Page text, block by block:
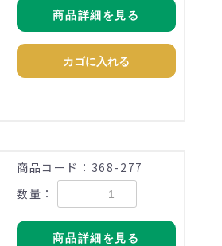
商品詳細を見る
カゴに入れる
商品コード：368-277
数量：
商品詳細を見る